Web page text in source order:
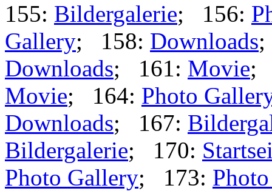
155: Bildergalerie; 156:
Gallery; 158: Downloads
Downloads; 161: Movie;
Movie; 164: Photo
Downloads; 167:
Bildergalerie; 170:
Photo Gallery; 173: